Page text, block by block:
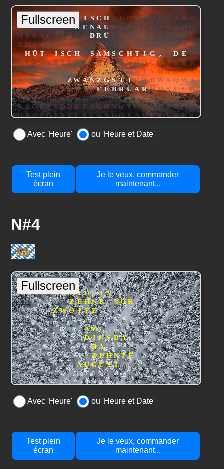
Avec 'Heure' ou 'Heure et Date'
Test plein
écran
Je le veux, commander
maintenant...
N#4
Avec 'Heure' ou 'Heure et Date'
Test plein
écran
Je le veux, commander
maintenant...